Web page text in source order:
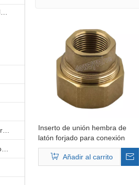
Inserto de unión hembra de
latón forjado para conexión
PPR
Añadir al carrito